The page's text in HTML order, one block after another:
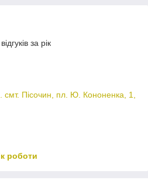
за рік
смт. Пісочин, пл. Ю. Кононенка, 1,
роботи